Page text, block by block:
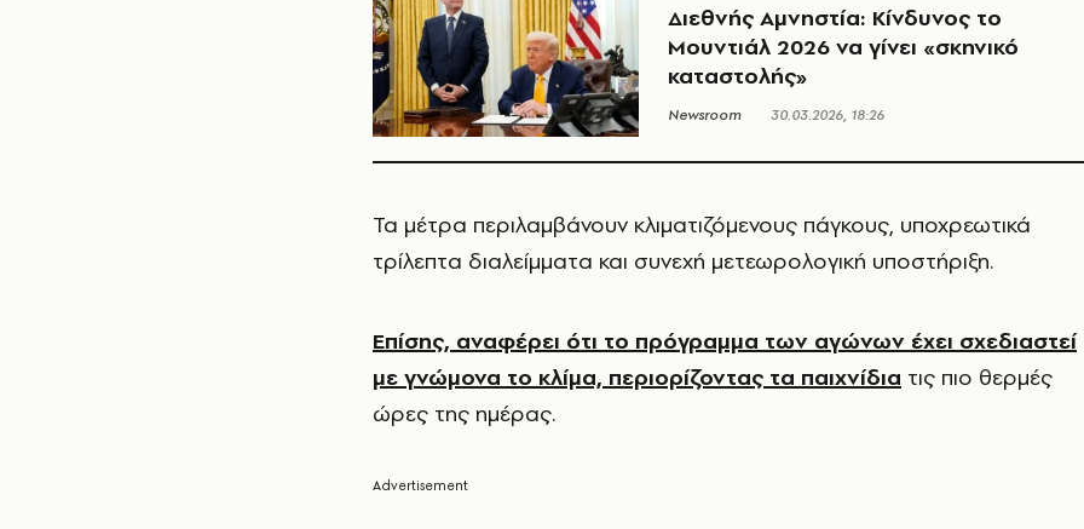
Διεθνής Αμνηστία: Κίνδυνος το
Μουντιάλ 2026 να γίνει «σκηνικό
καταστολής»
Newsroom 30.03.2026, 18:26
Τα μέτρα περιλαμβάνουν κλιματιζόμενους πάγκους, υποχρεωτικά
τρίλεπτα διαλείμματα και συνεχή μετεωρολογική υποστήριξη.
Επίσης, αναφέρει ότι το πρόγραμμα των αγώνων έχει σχεδιαστεί
με γνώμονα το κλίμα, περιορίζοντας τα παιχνίδια τις πιο θερμές
ώρες της ημέρας.